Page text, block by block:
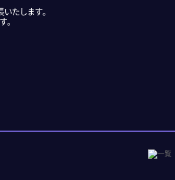
たします。
。